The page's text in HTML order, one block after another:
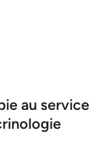
au service